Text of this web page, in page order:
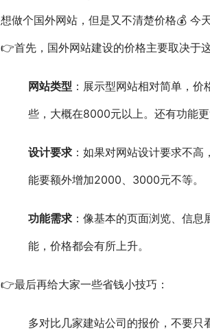
想做个国外网站，但是又不清楚价格💰 今
👉首先，国外网站建设的价格主要取决于
网站类型 ：展示型网站相对简单，
些，大概在8000元以上。还有功能
设计要求 ：如果对网站设计要求不
能要额外增加2000、3000元不等。
功能需求 ：像基本的页面浏览、信
能，价格都会有所上升。
👉最后再给大家一些省钱小技巧：
多对比几家建站公司的报价，不要只